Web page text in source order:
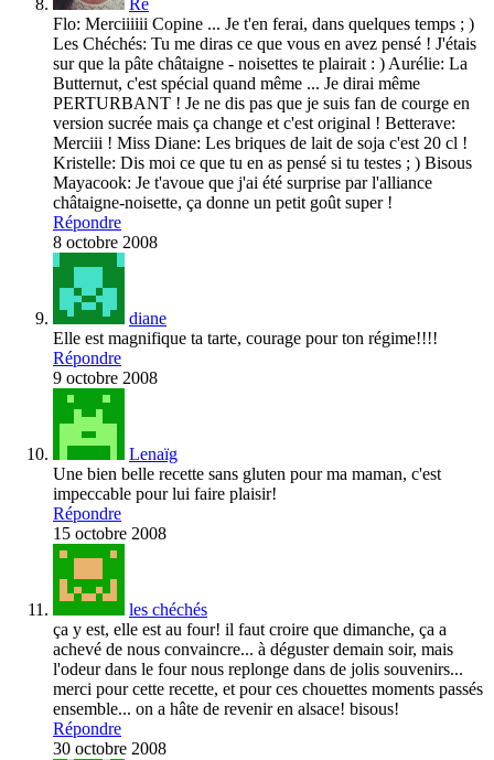
Ré
Flo: Merciiiiii Copine ... Je t'en ferai, dans quelques temps ; )
Les Chéchés: Tu me diras ce que vous en avez pensé ! J'étais
sur que la pâte châtaigne - noisettes te plairait : ) Aurélie: La
Butternut, c'est spécial quand même ... Je dirai même
PERTURBANT ! Je ne dis pas que je suis fan de courge en
version sucrée mais ça change et c'est original ! Betterave:
Merciii ! Miss Diane: Les briques de lait de soja c'est 20 cl !
Kristelle: Dis moi ce que tu en as pensé si tu testes ; ) Bisous
Mayacook: Je t'avoue que j'ai été surprise par l'alliance
châtaigne-noisette, ça donne un petit goût super !
Répondre
8 octobre 2008
diane
Elle est magnifique ta tarte, courage pour ton régime!!!!
Répondre
9 octobre 2008
Lenaïg
Une bien belle recette sans gluten pour ma maman, c'est
impeccable pour lui faire plaisir!
Répondre
15 octobre 2008
les chéchés
ça y est, elle est au four! il faut croire que dimanche, ça a
achevé de nous convaincre... à déguster demain soir, mais
l'odeur dans le four nous replonge dans de jolis souvenirs...
merci pour cette recette, et pour ces chouettes moments passés
ensemble... on a hâte de revenir en alsace! bisous!
Répondre
30 octobre 2008